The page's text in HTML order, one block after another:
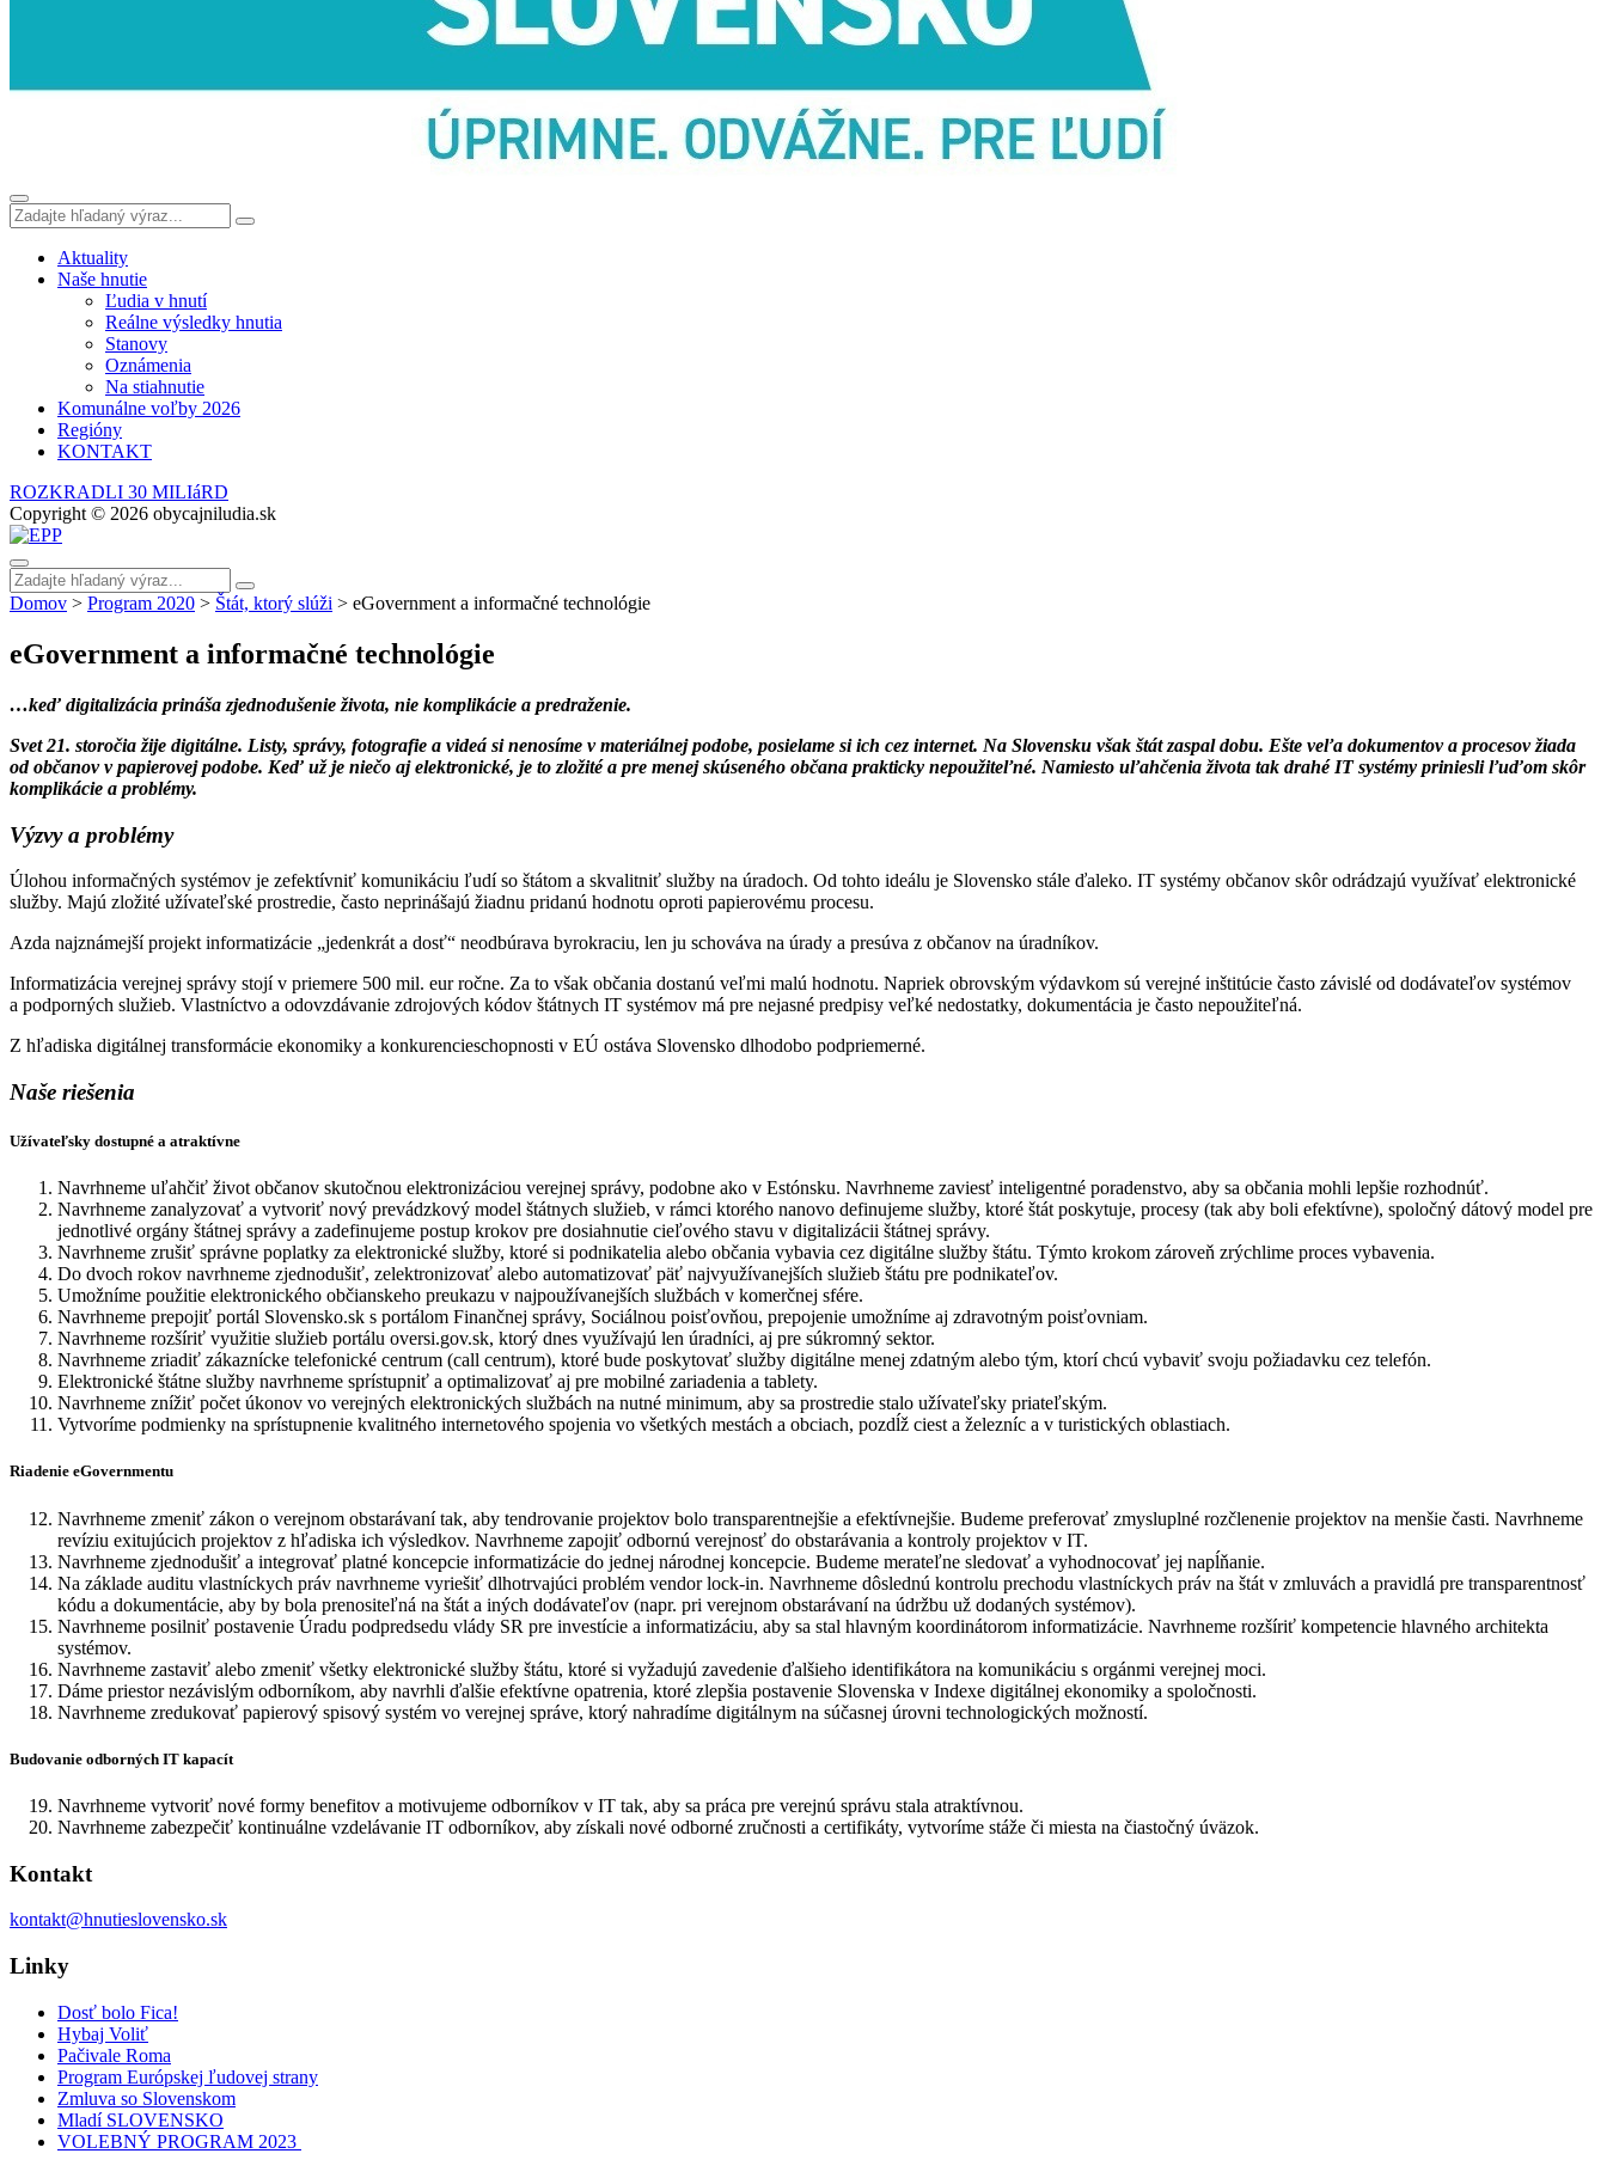
Aktuality
Naše hnutie
Ľudia v hnutí
Reálne výsledky hnutia
Stanovy
Oznámenia
Na stiahnutie
Komunálne voľby 2026
Regióny
KONTAKT
ROZKRADLI 30 MILIáRD
Copyright © 2026 obycajniludia.sk
Domov > Program 2020 > Štát, ktorý slúži > eGovernment a informačné technológie
eGovernment a informačné technológie
…keď digitalizácia prináša zjednodušenie života, nie komplikácie a predraženie.
Svet 21. storočia žije digitálne. Listy, správy, fotografie a videá si nenosíme v materiálnej podobe, posielame si ich cez internet. Na Slovensku však štát zaspal dobu. Ešte veľa dokumentov a procesov žiada
od občanov v papierovej podobe. Keď už je niečo aj elektronické, je to zložité a pre menej skúseného občana prakticky nepoužiteľné. Namiesto uľahčenia života tak drahé IT systémy priniesli ľuďom skôr
komplikácie a problémy.
Výzvy a problémy
Úlohou informačných systémov je zefektívniť komunikáciu ľudí so štátom a skvalitniť služby na úradoch. Od tohto ideálu je Slovensko stále ďaleko. IT systémy občanov skôr odrádzajú využívať elektronické
služby. Majú zložité užívateľské prostredie, často neprinášajú žiadnu pridanú hodnotu oproti papierovému procesu.
Azda najznámejší projekt informatizácie „jedenkrát a dosť“ neodbúrava byrokraciu, len ju schováva na úrady a presúva z občanov na úradníkov.
Informatizácia verejnej správy stojí v priemere 500 mil. eur ročne. Za to však občania dostanú veľmi malú hodnotu. Napriek obrovským výdavkom sú verejné inštitúcie často závislé od dodávateľov systémov
a podporných služieb. Vlastníctvo a odovzdávanie zdrojových kódov štátnych IT systémov má pre nejasné predpisy veľké nedostatky, dokumentácia je často nepoužiteľná.
Z hľadiska digitálnej transformácie ekonomiky a konkurencieschopnosti v EÚ ostáva Slovensko dlhodobo podpriemerné.
Naše riešenia
Užívateľsky dostupné a atraktívne
Navrhneme uľahčiť život občanov skutočnou elektronizáciou verejnej správy, podobne ako v Estónsku. Navrhneme zaviesť inteligentné poradenstvo, aby sa občania mohli lepšie rozhodnúť.
Navrhneme zanalyzovať a vytvoriť nový prevádzkový model štátnych služieb, v rámci ktorého nanovo definujeme služby, ktoré štát poskytuje, procesy (tak aby boli efektívne), spoločný dátový model pre
jednotlivé orgány štátnej správy a zadefinujeme postup krokov pre dosiahnutie cieľového stavu v digitalizácii štátnej správy.
Navrhneme zrušiť správne poplatky za elektronické služby, ktoré si podnikatelia alebo občania vybavia cez digitálne služby štátu. Týmto krokom zároveň zrýchlime proces vybavenia.
Do dvoch rokov navrhneme zjednodušiť, zelektronizovať alebo automatizovať päť najvyužívanejších služieb štátu pre podnikateľov.
Umožníme použitie elektronického občianskeho preukazu v najpoužívanejších službách v komerčnej sfére.
Navrhneme prepojiť portál Slovensko.sk s portálom Finančnej správy, Sociálnou poisťovňou, prepojenie umožníme aj zdravotným poisťovniam.
Navrhneme rozšíriť využitie služieb portálu oversi.gov.sk, ktorý dnes využívajú len úradníci, aj pre súkromný sektor.
Navrhneme zriadiť zákaznícke telefonické centrum (call centrum), ktoré bude poskytovať služby digitálne menej zdatným alebo tým, ktorí chcú vybaviť svoju požiadavku cez telefón.
Elektronické štátne služby navrhneme sprístupniť a optimalizovať aj pre mobilné zariadenia a tablety.
Navrhneme znížiť počet úkonov vo verejných elektronických službách na nutné minimum, aby sa prostredie stalo užívateľsky priateľským.
Vytvoríme podmienky na sprístupnenie kvalitného internetového spojenia vo všetkých mestách a obciach, pozdĺž ciest a železníc a v turistických oblastiach.
Riadenie eGovernmentu
Navrhneme zmeniť zákon o verejnom obstarávaní tak, aby tendrovanie projektov bolo transparentnejšie a efektívnejšie. Budeme preferovať zmysluplné rozčlenenie projektov na menšie časti. Navrhneme
revíziu exitujúcich projektov z hľadiska ich výsledkov. Navrhneme zapojiť odbornú verejnosť do obstarávania a kontroly projektov v IT.
Navrhneme zjednodušiť a integrovať platné koncepcie informatizácie do jednej národnej koncepcie. Budeme merateľne sledovať a vyhodnocovať jej napĺňanie.
Na základe auditu vlastníckych práv navrhneme vyriešiť dlhotrvajúci problém vendor lock-in. Navrhneme dôslednú kontrolu prechodu vlastníckych práv na štát v zmluvách a pravidlá pre transparentnosť
kódu a dokumentácie, aby by bola prenositeľná na štát a iných dodávateľov (napr. pri verejnom obstarávaní na údržbu už dodaných systémov).
Navrhneme posilniť postavenie Úradu podpredsedu vlády SR pre investície a informatizáciu, aby sa stal hlavným koordinátorom informatizácie. Navrhneme rozšíriť kompetencie hlavného architekta
systémov.
Navrhneme zastaviť alebo zmeniť všetky elektronické služby štátu, ktoré si vyžadujú zavedenie ďalšieho identifikátora na komunikáciu s orgánmi verejnej moci.
Dáme priestor nezávislým odborníkom, aby navrhli ďalšie efektívne opatrenia, ktoré zlepšia postavenie Slovenska v Indexe digitálnej ekonomiky a spoločnosti.
Navrhneme zredukovať papierový spisový systém vo verejnej správe, ktorý nahradíme digitálnym na súčasnej úrovni technologických možností.
Budovanie odborných IT kapacít
Navrhneme vytvoriť nové formy benefitov a motivujeme odborníkov v IT tak, aby sa práca pre verejnú správu stala atraktívnou.
Navrhneme zabezpečiť kontinuálne vzdelávanie IT odborníkov, aby získali nové odborné zručnosti a certifikáty, vytvoríme stáže či miesta na čiastočný úväzok.
Kontakt
kontakt@hnutieslovensko.sk
Linky
Dosť bolo Fica!
Hybaj Voliť
Pačivale Roma
Program Európskej ľudovej strany
Zmluva so Slovenskom
Mladí SLOVENSKO
VOLEBNÝ PROGRAM 2023